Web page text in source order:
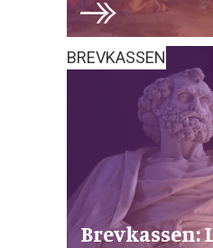
BREVKASSEN
Brevkassen: